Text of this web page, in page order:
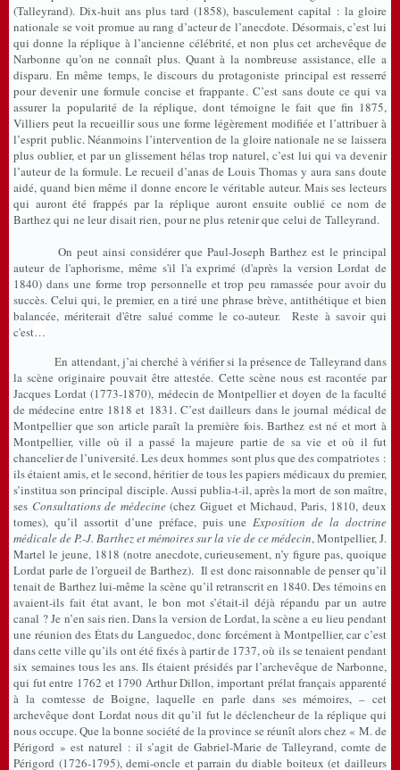
(Talleyrand). Dix-huit ans plus tard (1858), basculement capital : la gloire
nationale se voit promue au rang d’acteur de l’anecdote. Désormais, c’est lui
qui donne la réplique à l’ancienne célébrité, et non plus cet archevêque de
Narbonne qu’on ne connaît plus. Quant à la nombreuse assistance, elle a
disparu. En même temps, le discours du protagoniste principal est resserré
pour devenir une formule concise et frappante. C’est sans doute ce qui va
assurer la popularité de la réplique, dont témoigne le fait que fin 1875,
Villiers peut la recueillir sous une forme légèrement modifiée et l’attribuer à
l’esprit public. Néanmoins l’intervention de la gloire nationale ne se laissera
plus oublier, et par un glissement hélas trop naturel, c’est lui qui va devenir
l’auteur de la formule. Le recueil d’anas de Louis Thomas y aura sans doute
aidé, quand bien même il donne encore le véritable auteur. Mais ses lecteurs
qui auront été frappés par la réplique auront ensuite oublié ce nom de
Barthez qui ne leur disait rien, pour ne plus retenir que celui de Talleyrand.
On peut ainsi considérer que Paul-Joseph Barthez est le principal
auteur de l'aphorisme, même s'il l'a exprimé (d'après la version Lordat de
1840) dans une forme trop personnelle et trop peu ramassée pour avoir du
succès. Celui qui, le premier, en a tiré une phrase brève, antithétique et bien
balancée, mériterait d'être salué comme le co-auteur. Reste à savoir qui
c'est…
En attendant, j’ai cherché à vérifier si la présence de Talleyrand dans
la scène originaire pouvait être attestée. Cette scène nous est racontée par
Jacques Lordat (1773-1870), médecin de Montpellier et doyen de la faculté
de médecine entre 1818 et 1831. C’est dailleurs dans le journal médical de
Montpellier que son article paraît la première fois. Barthez est né et mort à
Montpellier, ville où il a passé la majeure partie de sa vie et où il fut
chancelier de l’université. Les deux hommes sont plus que des compatriotes :
ils étaient amis, et le second, héritier de tous les papiers médicaux du premier,
s’institua son principal disciple. Aussi publia-t-il, après la mort de son maître,
ses Consultations de médecine(chez Giguet et Michaud, Paris, 1810, deux
tomes), qu’il assortit d’une préface, puis uneExposition de la doctrine
médicale de P.-J. Barthez et mémoires sur la vie de ce médecin, Montpellier, J.
Martel le jeune, 1818 (notre anecdote, curieusement, n’y figure pas, quoique
Lordat parle de l’orgueil de Barthez). Il est donc raisonnable de penser qu’il
tenait de Barthez lui-même la scène qu’il retranscrit en 1840. Des témoins en
avaient-ils fait état avant, le bon mot s’était-il déjà répandu par un autre
canal ? Je n’en sais rien. Dans la version de Lordat, la scène a eu lieu pendant
une réunion des États du Languedoc, donc forcément à Montpellier, car c’est
dans cette ville qu’ils ont été fixés à partir de 1737, où ils se tenaient pendant
six semaines tous les ans. Ils étaient présidés par l’archevêque de Narbonne,
qui fut entre 1762 et 1790 Arthur Dillon, important prélat français apparenté
à la comtesse de Boigne, laquelle en parle dans ses mémoires, – cet
archevêque dont Lordat nous dit qu’il fut le déclencheur de la réplique qui
nous occupe. Que la bonne société de la province se réunît alors chez « M. de
Périgord » est naturel : il s’agit de Gabriel-Marie de Talleyrand, comte de
Périgord (1726-1795), demi-oncle et parrain du diable boiteux (et dailleurs